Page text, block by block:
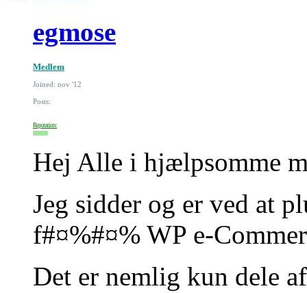
egmose
Medlem
Joined: nov '12
Posts:
Reputation:
Hej Alle i hjælpsomme
Jeg sidder og er ved at
f#¤%#¤% WP e-
Det er nemlig kun dele